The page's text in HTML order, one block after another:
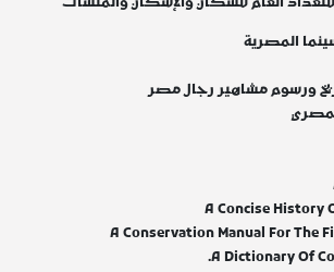
المصرية
ورسوم مشاهير رجال مصر
A Concise History
A Conservation Manual For The
A Dictionary Of